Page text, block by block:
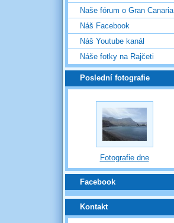
Naše fórum o Gran Canaria
Náš Facebook
Náš Youtube kanál
Náše fotky na Rajčeti
Poslední fotografie
Fotografie dne
Facebook
Kontakt